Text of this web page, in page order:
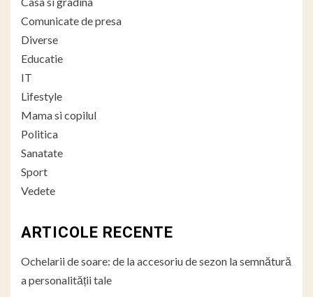
Comunicate de presa
Diverse
Educatie
IT
Lifestyle
Mama si copilul
Politica
Sanatate
Sport
Vedete
ARTICOLE RECENTE
Ochelarii de soare: de la accesoriu de sezon la semnătură
a personalității tale